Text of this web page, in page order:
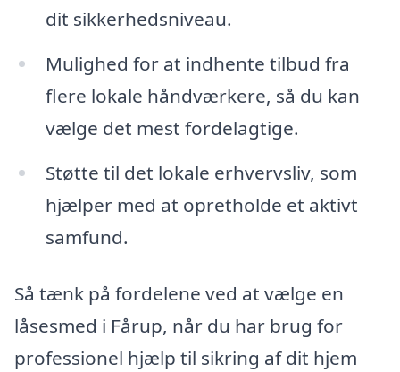
dit sikkerhedsniveau.
Mulighed for at indhente tilbud fra
flere lokale håndværkere, så du kan
vælge det mest fordelagtige.
Støtte til det lokale erhvervsliv, som
hjælper med at opretholde et aktivt
samfund.
Så tænk på fordelene ved at vælge en
låsesmed i Fårup, når du har brug for
professionel hjælp til sikring af dit hjem